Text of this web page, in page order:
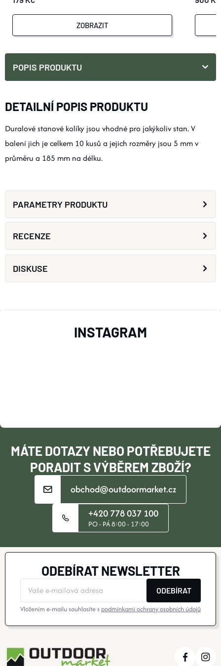
ZOBRAZIT
POPIS PRODUKTU
DETAILNÍ POPIS PRODUKTU
Duralové stanové kolíky jsou vhodné pro jakýkoliv stan. V
balení jich je celkem 10 kusů a jejich rozměry jsou 5 mm v
průměru a 185 mm na délku.
PARAMETRY PRODUKTU
RECENZE
DISKUSE
T
MÁTE DOTAZY NEBO POTŘEBUJETE
PORADIT S VÝBĚREM ZBOŽÍ?
obchod@outdoormarket.cz
+420 778 037 100
PO - PÁ 8:00 - 17:00
INSTAGRAM
ODEBÍRAT NEWSLETTER
ODEBÍRAT
Vložením e-mailu souhlasíte s podmínkami ochrany osobních údajů